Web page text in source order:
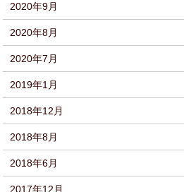
2020年9月
2020年8月
2020年7月
2019年1月
2018年12月
2018年8月
2018年6月
2017年12月